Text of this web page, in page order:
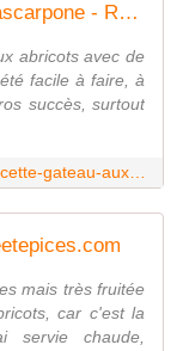
Gâteau aux abricots et chantilly mascarpone - Recette en vidéo - www.sucreetepices.com
abricots avec de
facile à faire, à
succès, surtout
mais très fruitée
car c'est la
chaude,